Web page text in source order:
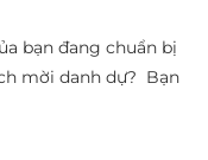
bạn đang chuẩn bị
mời danh dự? Bạn